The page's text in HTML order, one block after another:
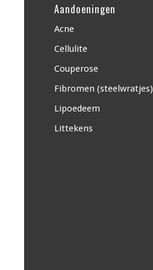
Aandoeningen
Acne
Cellulite
Couperose
Fibromen (steelwratjes)
Lipoedeem
Littekens